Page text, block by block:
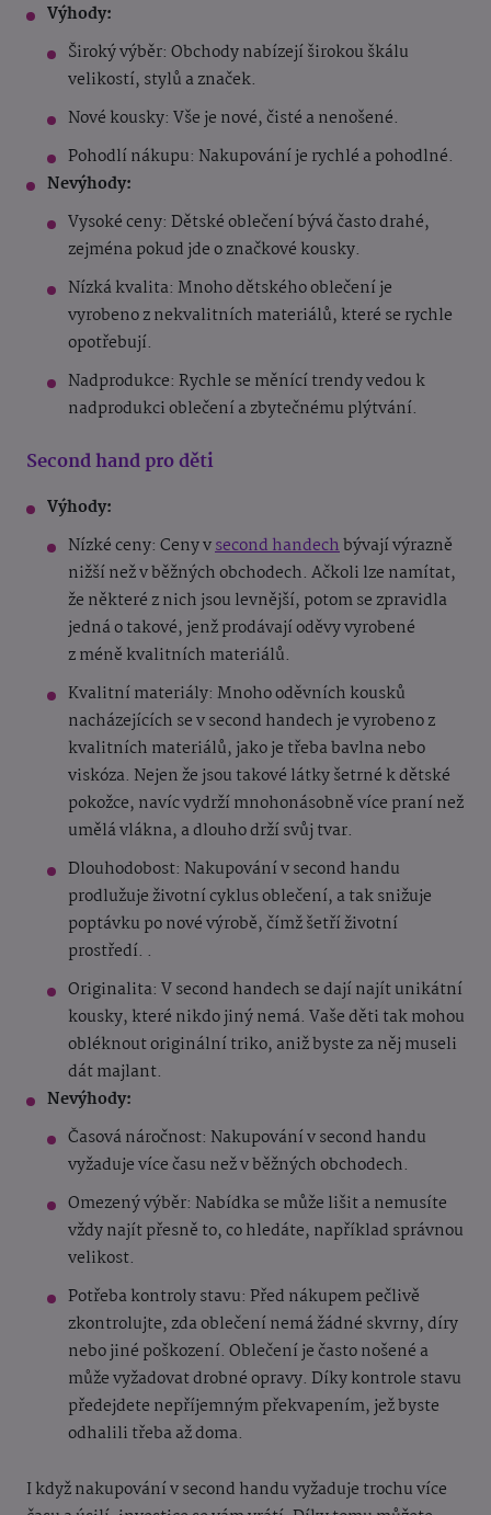
Výhody:
Široký výběr: Obchody nabízejí širokou škálu
velikostí, stylů a značek.
Nové kousky: Vše je nové, čisté a nenošené.
Pohodlí nákupu: Nakupování je rychlé a pohodlné.
Nevýhody:
Vysoké ceny: Dětské oblečení bývá často drahé,
zejména pokud jde o značkové kousky.
Nízká kvalita: Mnoho dětského oblečení je
vyrobeno z nekvalitních materiálů, které se rychle
opotřebují.
Nadprodukce: Rychle se měnící trendy vedou k
nadprodukci oblečení a zbytečnému plýtvání.
Second hand pro děti
Výhody:
Nízké ceny: Ceny vsecond handechbývají výrazně
nižší než v běžných obchodech. Ačkoli lze namítat,
že některé z nich jsou levnější, potom se zpravidla
jedná o takové, jenž prodávají oděvy vyrobené
z méně kvalitních materiálů.
Kvalitní materiály: Mnoho oděvních kousků
nacházejících se v second handech je vyrobeno z
kvalitních materiálů, jako je třeba bavlna nebo
viskóza. Nejen že jsou takové látky šetrné k dětské
pokožce, navíc vydrží mnohonásobně více praní než
umělá vlákna, a dlouho drží svůj tvar.
Dlouhodobost: Nakupování v second handu
prodlužuje životní cyklus oblečení, a tak snižuje
poptávku po nové výrobě, čímž šetří životní
prostředí. .
Originalita: V second handech se dají najít unikátní
kousky, které nikdo jiný nemá. Vaše děti tak mohou
obléknout originální triko, aniž byste za něj museli
dát majlant.
Nevýhody:
Časová náročnost: Nakupování v second handu
vyžaduje více času než v běžných obchodech.
Omezený výběr: Nabídka se může lišit a nemusíte
vždy najít přesně to, co hledáte, například správnou
velikost.
Potřeba kontroly stavu: Před nákupem pečlivě
zkontrolujte, zda oblečení nemá žádné skvrny, díry
nebo jiné poškození. Oblečení je často nošené a
může vyžadovat drobné opravy. Díky kontrole stavu
předejdete nepříjemným překvapením, jež byste
odhalili třeba až doma.
I když nakupování v second handu vyžaduje trochu více